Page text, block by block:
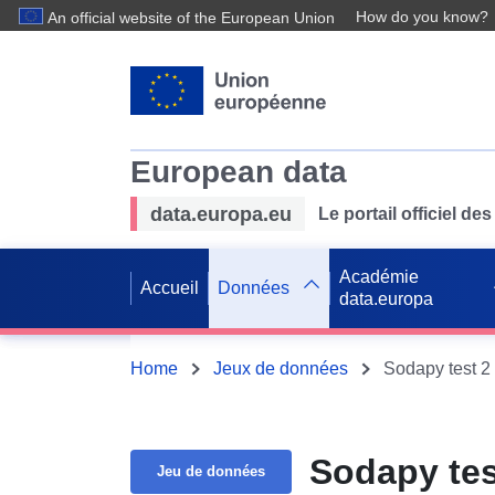
An official website of the European Union How do you know?
European data
data.europa.eu Le portail officiel
Accueil Données
Académie
data.europa
Home Jeux de données Sodapy test 2
Jeu de données Sodapy